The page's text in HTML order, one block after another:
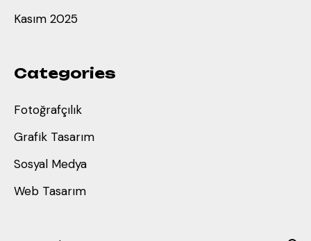
Kasım 2025
Categories
Fotoğrafçılık
Grafik Tasarım
Sosyal Medya
Web Tasarım